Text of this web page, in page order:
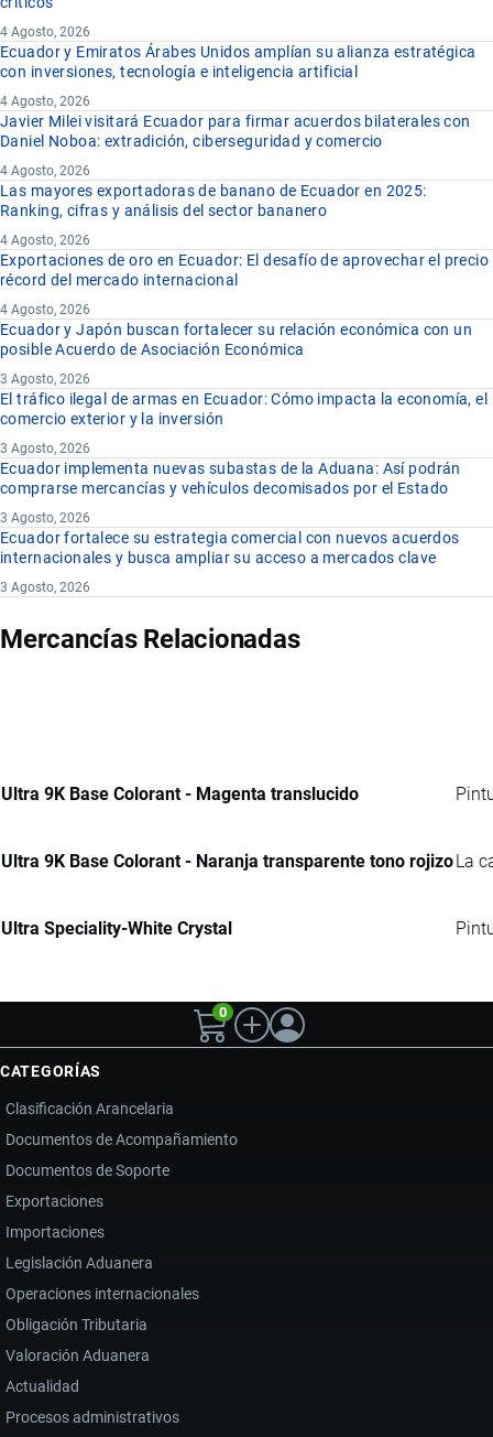
4 Agosto, 2026
Ecuador y Emiratos Árabes Unidos amplían su alianza estratégica
con inversiones, tecnología e inteligencia artificial
4 Agosto, 2026
Javier Milei visitará Ecuador para firmar acuerdos bilaterales con
Daniel Noboa: extradición, ciberseguridad y comercio
4 Agosto, 2026
Las mayores exportadoras de banano de Ecuador en 2025:
Ranking, cifras y análisis del sector bananero
4 Agosto, 2026
Exportaciones de oro en Ecuador: El desafío de aprovechar el precio
récord del mercado internacional
4 Agosto, 2026
Ecuador y Japón buscan fortalecer su relación económica con un
posible Acuerdo de Asociación Económica
3 Agosto, 2026
El tráfico ilegal de armas en Ecuador: Cómo impacta la economía, el
comercio exterior y la inversión
3 Agosto, 2026
Ecuador implementa nuevas subastas de la Aduana: Así podrán
comprarse mercancías y vehículos decomisados por el Estado
3 Agosto, 2026
Ecuador fortalece su estrategia comercial con nuevos acuerdos
internacionales y busca ampliar su acceso a mercados clave
3 Agosto, 2026
Mercancías Relacionadas
Ultra 9K Base Colorant - Magenta translucido
Ultra 9K Base Colorant - Naranja transparente tono rojizo La
Ultra Speciality-White Crystal
0
CATEGORÍAS
Clasificación Arancelaria
Documentos de Acompañamiento
Documentos de Soporte
Exportaciones
Importaciones
Legislación Aduanera
Operaciones internacionales
Obligación Tributaria
Valoración Aduanera
Actualidad
Procesos administrativos